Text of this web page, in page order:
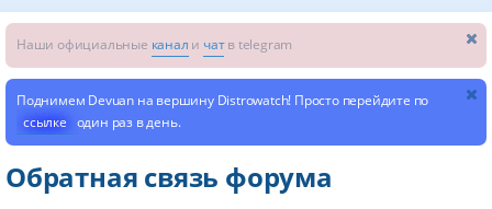
Наши официальные канал и чатв telegram
Поднимем Devuan на вершину Distrowatch! Просто перейдите по
ссылке один раз в день.
Обратная связь форума